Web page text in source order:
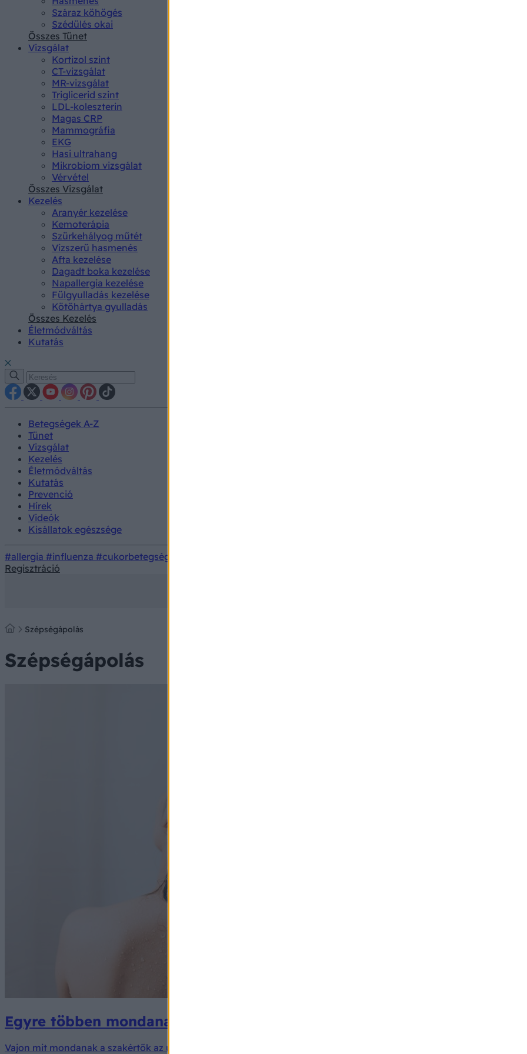
Száraz köhögés
Szédülés okai
Összes Tünet
Vizsgálat
Kortizol szint
CT-vizsgálat
MR-vizsgálat
Triglicerid szint
LDL-koleszterin
Magas CRP
Mammográfia
EKG
Hasi ultrahang
Mikrobiom vizsgálat
Vérvétel
Összes Vizsgálat
Kezelés
Aranyér kezelése
Kemoterápia
Szürkehályog műtét
Vízszerű hasmenés
Afta kezelése
Dagadt boka kezelése
Napallergia kezelése
Fülgyulladás kezelése
Kötőhártya gyulladás
Összes Kezelés
Életmódváltás
Kutatás
Betegségek A-Z
Tünet
Vizsgálat
Kezelés
Életmódváltás
Kutatás
Prevenció
Hírek
Videók
Kisállatok egészsége
#allergia #influenza #cukorbetegség
Regisztráció
Szépségápolás
Szépségápolás
Egyre többen mondanak búcsút a samponnak: valóban jót tesz a hajnak
Vajon mit mondanak a szakértők az ún. No Poo módszerről?